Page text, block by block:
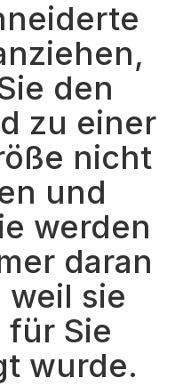
den
zu einer
nicht
und
werden
daran
sie
Sie
wurde.